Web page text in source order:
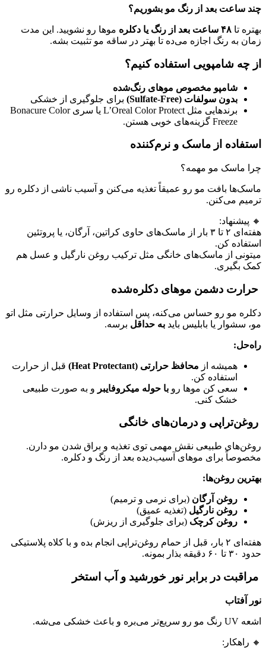
چند ساعت بعد از رنگ مو بشوریم؟
بهتره تا ۴۸ ساعت بعد از رنگ یا دکلره موها رو نشویید. این مدت
زمان به رنگ اجازه می‌ده تا بهتر در ساقه مو تثبیت بشه.
از چه شامپویی استفاده کنیم؟
شامپو مخصوص موهای رنگ‌شده
بدون سولفات (Sulfate-Free)
برای جلوگیری از خشکی
برندهایی مثل L’Oreal Color Protect یا سری Bonacure Color
Freeze گزینه‌های خوبی هستن.
استفاده از ماسک و نرم‌کننده
چرا ماسک مو مهمه؟
ماسک‌ها بافت مو رو عمیقاً تغذیه می‌کنن و آسیب ناشی از دکلره رو
ترمیم می‌کنن.
🔸 پیشنهاد:
هفته‌ای ۲ تا ۳ بار از ماسک‌های حاوی کراتین، آرگان، یا پروتئین
استفاده کن.
میتونی از ماسک‌های خانگی مثل ترکیب روغن نارگیل و عسل هم
کمک بگیری.
حرارت دشمن موهای دکلره‌شده
دکلره مو رو حساس می‌کنه، پس استفاده از وسایل حرارتی مثل اتو
مو، سشوار یا بابلیس باید به حداقل برسه.
راه‌حل:
همیشه از محافظ حرارتی (Heat Protectant)
قبل از حرارت
استفاده کن.
سعی کن موها رو با حوله میکروفایبر و به صورت طبیعی
خشک کنی.
روغن‌تراپی و درمان‌های خانگی
روغن‌های طبیعی نقش مهمی توی تغذیه و براق شدن مو دارن.
مخصوصاً برای موهای آسیب‌دیده بعد از رنگ و دکلره.
بهترین روغن‌ها:
روغن آرگان (برای نرمی و ترمیم)
روغن نارگیل (تغذیه عمیق)
روغن کرچک (برای جلوگیری از ریزش)
هفته‌ای ۲ بار، قبل از حمام روغن‌تراپی انجام بده و با کلاه پلاستیکی
حدود ۳۰ تا ۶۰ دقیقه بذار بمونه.
مراقبت در برابر نور خورشید و آب استخر
نور آفتاب
اشعه UV رنگ مو رو سریع‌تر می‌بره و باعث خشکی می‌شه.
🔸 راهکار: